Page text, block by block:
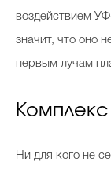
воздействием
значит, что оно
первым лучам
Комплекс
Ни для кого не